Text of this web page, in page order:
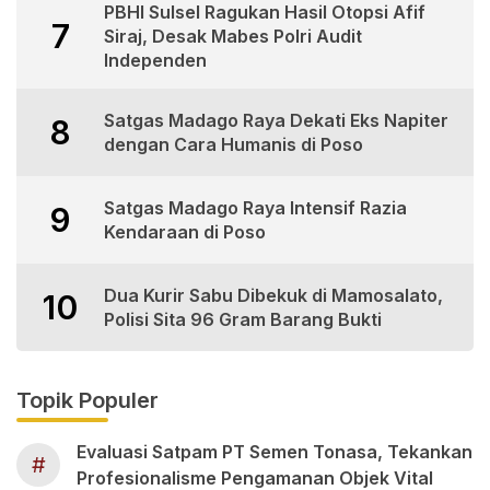
7
PBHI Sulsel Ragukan Hasil Otopsi Afif
Siraj, Desak Mabes Polri Audit
Independen
8
Satgas Madago Raya Dekati Eks Napiter
dengan Cara Humanis di Poso
9
Satgas Madago Raya Intensif Razia
Kendaraan di Poso
10
Dua Kurir Sabu Dibekuk di Mamosalato,
Polisi Sita 96 Gram Barang Bukti
Topik Populer
#
Evaluasi Satpam PT Semen Tonasa, Tekankan
Profesionalisme Pengamanan Objek Vital